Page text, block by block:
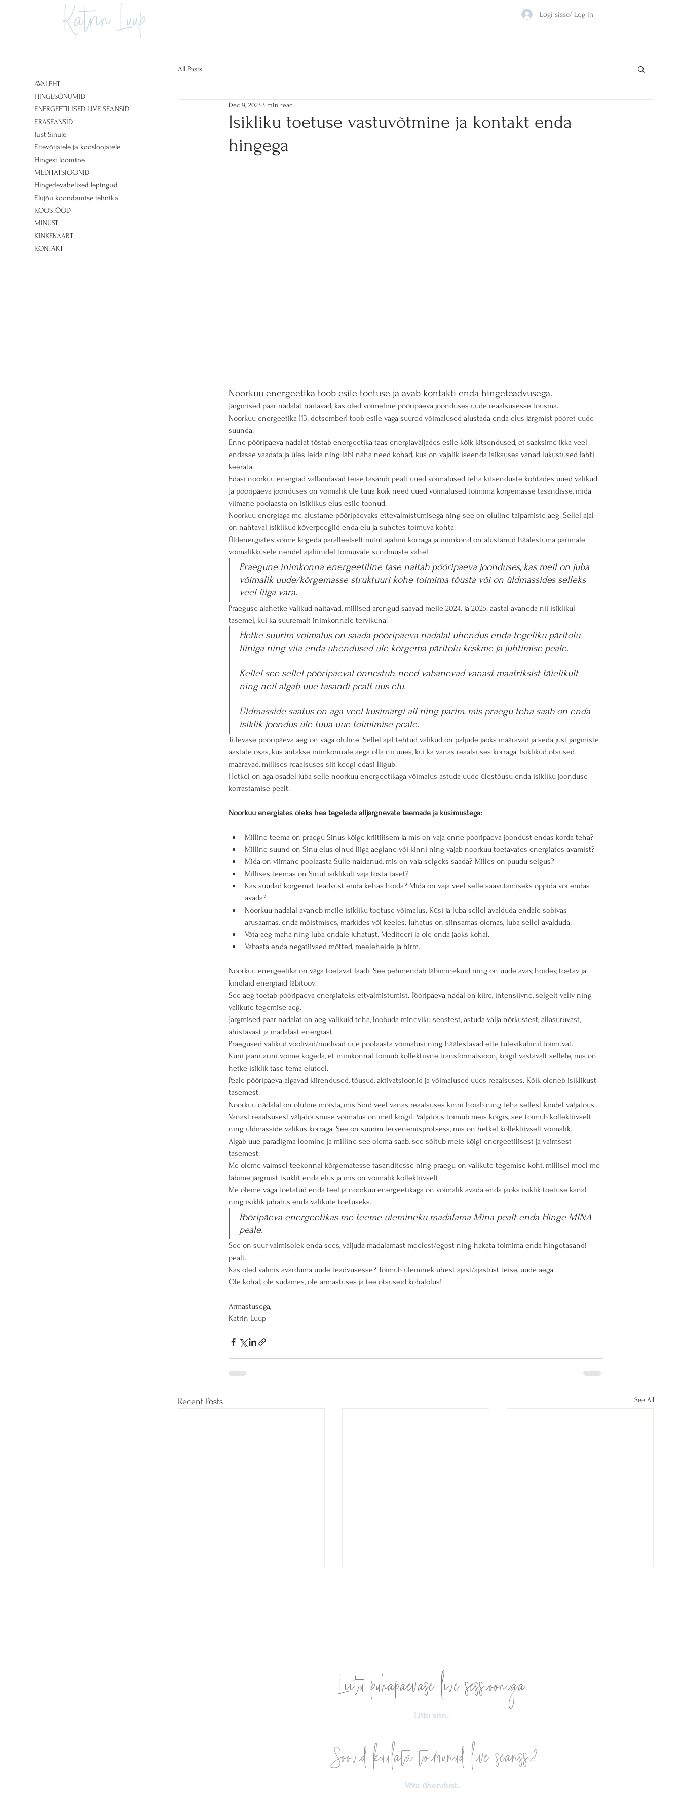
AVALEHT
HINGESÕNUMID
ENERGEETILISED LIVE SEANSID
ERASEANSID
Just Sinule
Ettevõtjatele ja koosloojatele
Hingest loomine
MEDITATSIOONID
Hingedevahelised lepingud
Elujõu koondamise tehnika
KOOSTÖÖD
MINUST
KINKEKAART
KONTAKT
Katrin Luup Logi sisse/ Log In
All Posts
Isikliku toetuse vastuvõtmine ja kontakt enda
hingega
Dec 9, 20233 min read
Noorkuu energeetika toob esile toetuse ja avab kontakti enda hingeteadvusega.
Järgmised paar nädalat näitavad, kas oled võimeline pööripäeva joonduses uude reaalsusesse tõusma.
Noorkuu energeetika (13. detsember) toob esile väga suured võimalused alustada enda elus järgmist pööret uude
suunda.
Enne pööripäeva nädalat tõstab energeetika taas energiaväljades esile kõik kitsendused, et saaksime ikka veel
endasse vaadata ja üles leida ning läbi näha need kohad, kus on vajalik iseenda isiksuses vanad lukustused lahti
keerata.
Edasi noorkuu energiad vallandavad teise tasandi pealt uued võimalused teha kitsenduste kohtades uued valikud.
Ja pööripäeva joonduses on võimalik üle tuua kõik need uued võimalused toimima kõrgemasse tasandisse, mida
viimane poolaasta on isiklikus elus esile toonud.
Noorkuu energiaga me alustame pööripäevaks ettevalmistumisega ning see on oluline taipamiste aeg. Sellel ajal
on nähtaval isiklikud kõverpeeglid enda elu ja suhetes toimuva kohta.
Üldenergiates võime kogeda paralleelselt mitut ajaliini korraga ja inimkond on alustanud häälestuma parimale
võimalikkusele nendel ajaliinidel toimuvate sündmuste vahel.
Praegune inimkonna energeetiline tase näitab pööripäeva joonduses, kas meil on juba
võimalik uude/kõrgemasse struktuuri kohe toimima tõusta või on üldmassides selleks
veel liiga vara.
Praeguse ajahetke valikud näitavad, millised arengud saavad meile 2024. ja 2025. aastal avaneda nii isiklikul
tasemel, kui ka suuremalt inimkonnale tervikuna.
Hetke suurim võimalus on saada pööripäeva nädalal ühendus enda tegeliku päritolu
liiniga ning viia enda ühendused üle kõrgema päritolu keskme ja juhtimise peale.
Kellel see sellel pööripäeval õnnestub, need vabanevad vanast maatriksist täielikult
ning neil algab uue tasandi pealt uus elu.
Üldmasside saatus on aga veel küsimärgi all ning parim, mis praegu teha saab on enda
isiklik joondus üle tuua uue toimimise peale.
Tulevase pööripäeva aeg on väga oluline. Sellel ajal tehtud valikud on paljude jaoks määravad ja seda just järgmiste
aastate osas, kus antakse inimkonnale aega olla nii uues, kui ka vanas reaalsuses korraga. Isiklikud otsused
määravad, millises reaalsuses siit keegi edasi liigub.
Hetkel on aga osadel juba selle noorkuu energeetikaga võimalus astuda uude ülestõusu enda isikliku joonduse
korrastamise pealt.
Noorkuu energiates oleks hea tegeleda alljärgnevate teemade ja küsimustega:
Milline teema on praegu Sinus kõige kriitilisem ja mis on vaja enne pööripäeva joondust endas korda teha?
Milline suund on Sinu elus olnud liiga aeglane või kinni ning vajab noorkuu toetavates energiates avamist?
Mida on viimane poolaasta Sulle näidanud, mis on vaja selgeks saada? Milles on puudu selgus?
Millises teemas on Sinul isiklikult vaja tõsta taset?
Kas suudad kõrgemat teadvust enda kehas hoida? Mida on vaja veel selle saavutamiseks õppida või endas
avada?
Noorkuu nädalal avaneb meile isikliku toetuse võimalus. Küsi ja luba sellel avalduda endale sobivas
arusaamas, enda mõistmises, märkides või keeles. Juhatus on siinsamas olemas, luba sellel avalduda.
Võta aeg maha ning luba endale juhatust. Mediteeri ja ole enda jaoks kohal.
Vabasta enda negatiivsed mõtted, meeleheide ja hirm.
Noorkuu energeetika on väga toetavat laadi. See pehmendab läbiminekuid ning on uude avav, hoidev, toetav ja
kindlaid energiaid läbitoov.
See aeg toetab pööripäeva energiateks ettvalmistumist. Pööripäeva nädal on kiire, intensiivne, selgelt valiv ning
valikute tegemise aeg.
Järgmised paar nädalat on aeg valikuid teha, loobuda mineviku seostest, astuda välja nõrkustest, allasuruvast,
ahistavast ja madalast energiast.
Praegused valikud voolivad/mudivad uue poolaasta võimalusi ning häälestavad ette tulevikuliinil toimuvat.
Kuni jaanuarini võime kogeda, et inimkonnal toimub kollektiivne transformatsioon, kõigil vastavalt sellele, mis on
hetke isiklik tase tema eluteel.
Peale pööripäeva algavad kiirendused, tõusud, aktivatsioonid ja võimalused uues reaalsuses. Kõik oleneb isiklikust
tasemest.
Noorkuu nädalal on oluline mõista, mis Sind veel vanas reaalsuses kinni hoiab ning teha sellest kindel väljatõus.
Vanast reaalsusest väljatõusmise võimalus on meil kõigil. Väljatõus toimub meis kõigis, see toimub kollektiivselt
ning üldmasside valikus korraga. See on suurim tervenemisprotsess, mis on hetkel kollektiivselt võimalik.
Algab uue paradigma loomine ja milline see olema saab, see sõltub meie kõigi energeetilisest ja vaimsest
tasemest.
Me oleme vaimsel teekonnal kõrgematesse tasanditesse ning praegu on valikute tegemise koht, millisel moel me
läbime järgmist tsüklit enda elus ja mis on võimalik kollektiivselt.
Me oleme väga toetatud enda teel ja noorkuu energeetikaga on võimalik avada enda jaoks isiklik toetuse kanal
ning isiklik juhatus enda valikute toetuseks.
Pööripäeva energeetikas me teeme ülemineku madalama Mina pealt enda Hinge MINA
peale.
See on suur valmisolek enda sees, väljuda madalamast meelest/egost ning hakata toimima enda hingetasandi
pealt.
Kas oled valmis avarduma uude teadvusesse? Toimub üleminek ühest ajast/ajastust teise, uude aega.
Ole kohal, ole südames, ole armastuses ja tee otsuseid kohalolus!
Armastusega,
Katrin Luup
Recent Posts See All
eksam!
Liitu pühapäevase live sessiooniga
Liitu siin..
Soovid kuulata toimunud live seanssi?
Võta ühendust..